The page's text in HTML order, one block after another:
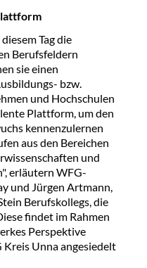
Tag die
Berufsfeldern
sie einen
bzw.
und Hochschulen
Plattform, um den
kennenzulernen
aus den Bereichen
und
erläutern WFG-
und Jürgen Artmann,
Berufskollegs, die
findet im Rahmen
Perspektive
Kreis Unna angesiedelt